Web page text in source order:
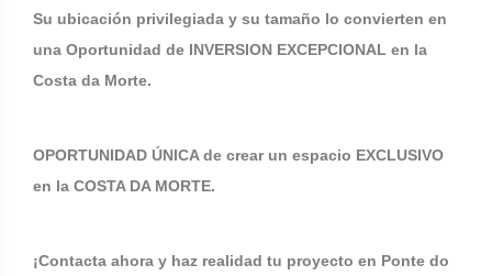
Su ubicación privilegiada y su tamaño lo convierten en
una Oportunidad de INVERSION EXCEPCIONAL en la
Costa da Morte.
OPORTUNIDAD ÚNICA de crear un espacio EXCLUSIVO
en la COSTA DA MORTE.
¡Contacta ahora y haz realidad tu proyecto en Ponte do